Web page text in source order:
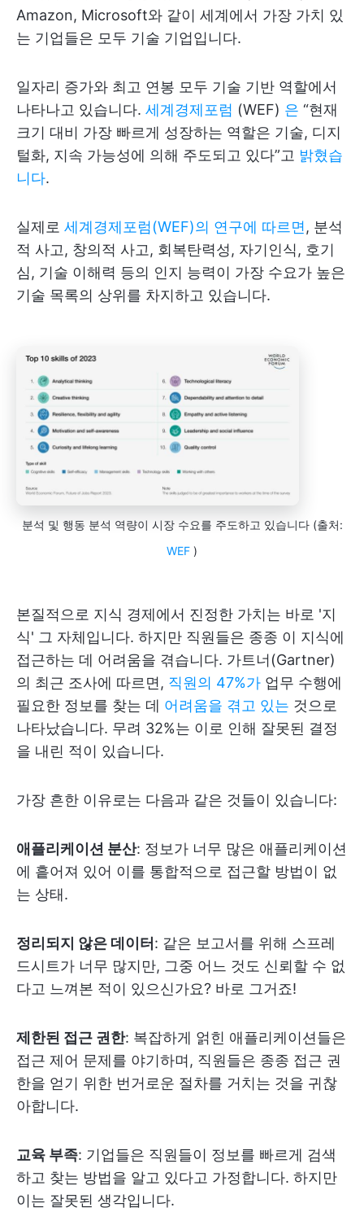
Amazon, Microsoft와 같이 세계에서 가장 가치 있
는 기업들은 모두 기술 기업입니다.
일자리 증가와 최고 연봉 모두 기술 기반 역할에서
나타나고 있습니다. 세계경제포럼 (WEF) 은 “현재
크기 대비 가장 빠르게 성장하는 역할은 기술, 디지
털화, 지속 가능성에 의해 주도되고 있다”고 밝혔습
니다.
실제로 세계경제포럼(WEF)의 연구에 따르면 , 분석
적 사고, 창의적 사고, 회복탄력성, 자기인식, 호기
심, 기술 이해력 등의 인지 능력이 가장 수요가 높은
기술 목록의 상위를 차지하고 있습니다.
분석 및 행동 분석 역량이 시장 수요를 주도하고 있습니다 (출처:
WEF )
본질적으로 지식 경제에서 진정한 가치는 바로 '지
식' 그 자체입니다. 하지만 직원들은 종종 이 지식에
접근하는 데 어려움을 겪습니다. 가트너(Gartner)
의 최근 조사에 따르면, 직원의 47%가 업무 수행에
필요한 정보를 찾는 데 어려움을 겪고 있는 것으로
나타났습니다. 무려 32%는 이로 인해 잘못된 결정
을 내린 적이 있습니다.
가장 흔한 이유로는 다음과 같은 것들이 있습니다:
애플리케이션 분산: 정보가 너무 많은 애플리케이션
에 흩어져 있어 이를 통합적으로 접근할 방법이 없
는 상태.
정리되지 않은 데이터 : 같은 보고서를 위해 스프레
드시트가 너무 많지만, 그중 어느 것도 신뢰할 수 없
다고 느껴본 적이 있으신가요? 바로 그거죠!
제한된 접근 권한: 복잡하게 얽힌 애플리케이션들은
접근 제어 문제를 야기하며, 직원들은 종종 접근 권
한을 얻기 위한 번거로운 절차를 거치는 것을 귀찮
아합니다.
교육 부족: 기업들은 직원들이 정보를 빠르게 검색
하고 찾는 방법을 알고 있다고 가정합니다. 하지만
이는 잘못된 생각입니다.